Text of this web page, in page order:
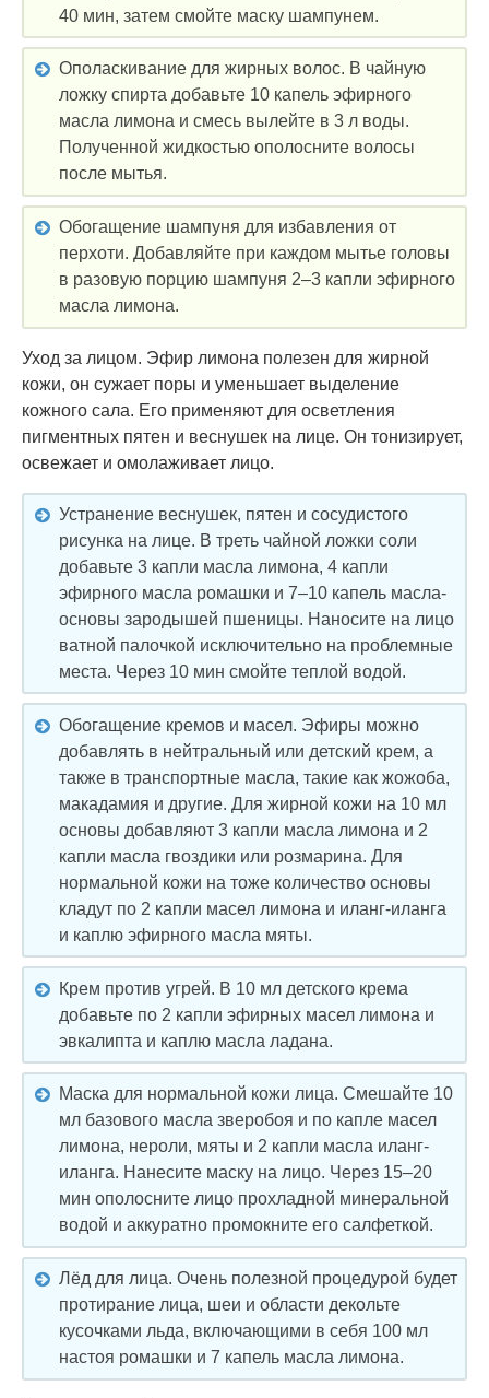
40 мин, затем смойте маску шампунем.
Ополаскивание для жирных волос. В чайную
ложку спирта добавьте 10 капель эфирного
масла лимона и смесь вылейте в 3 л воды.
Полученной жидкостью ополосните волосы
после мытья.
Обогащение шампуня для избавления от
перхоти. Добавляйте при каждом мытье головы
в разовую порцию шампуня 2–3 капли эфирного
масла лимона.
Уход за лицом. Эфир лимона полезен для жирной
кожи, он сужает поры и уменьшает выделение
кожного сала. Его применяют для осветления
пигментных пятен и веснушек на лице. Он тонизирует,
освежает и омолаживает лицо.
Устранение веснушек, пятен и сосудистого
рисунка на лице. В треть чайной ложки соли
добавьте 3 капли масла лимона, 4 капли
эфирного масла ромашки и 7–10 капель масла-
основы зародышей пшеницы. Наносите на лицо
ватной палочкой исключительно на проблемные
места. Через 10 мин смойте теплой водой.
Обогащение кремов и масел. Эфиры можно
добавлять в нейтральный или детский крем, а
также в транспортные масла, такие как жожоба,
макадамия и другие. Для жирной кожи на 10 мл
основы добавляют 3 капли масла лимона и 2
капли масла гвоздики или розмарина. Для
нормальной кожи на тоже количество основы
кладут по 2 капли масел лимона и иланг-иланга
и каплю эфирного масла мяты.
Крем против угрей. В 10 мл детского крема
добавьте по 2 капли эфирных масел лимона и
эвкалипта и каплю масла ладана.
Маска для нормальной кожи лица. Смешайте 10
мл базового масла зверобоя и по капле масел
лимона, нероли, мяты и 2 капли масла иланг-
иланга. Нанесите маску на лицо. Через 15–20
мин ополосните лицо прохладной минеральной
водой и аккуратно промокните его салфеткой.
Лёд для лица. Очень полезной процедурой будет
протирание лица, шеи и области декольте
кусочками льда, включающими в себя 100 мл
настоя ромашки и 7 капель масла лимона.